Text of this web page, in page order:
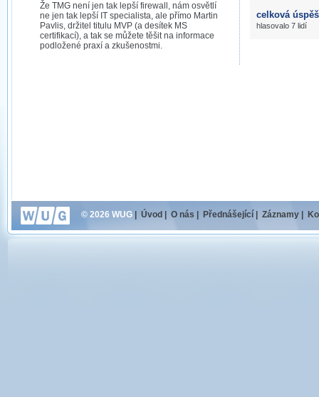
Že TMG není jen tak lepší firewall, nám osvětlí
ne jen tak lepší IT specialista, ale přímo Martin
Pavlis, držitel titulu MVP (a desítek MS
certifikací), a tak se můžete těšit na informace
podložené praxí a zkušenostmi.
celková
hlasovalo 7 lidí
© 2026 WUG Úvod O nás Přednášející Záznamy